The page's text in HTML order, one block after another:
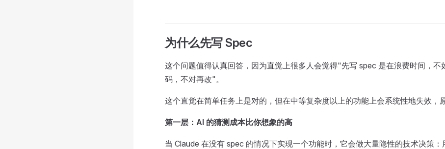
为什么先写 Spec
这个问题值得认真回答，因为直觉上很多人会觉得"先写 spec 是在浪费时间，不
码，不对再改"。
这个直觉在简单任务上是对的，但在中等复杂度以上的功能上会系统性地失效，
第一层：AI 的猜测成本比你想象的高
当 Claude 在没有 spec 的情况下实现一个功能时，它会做大量隐性的技术决策：